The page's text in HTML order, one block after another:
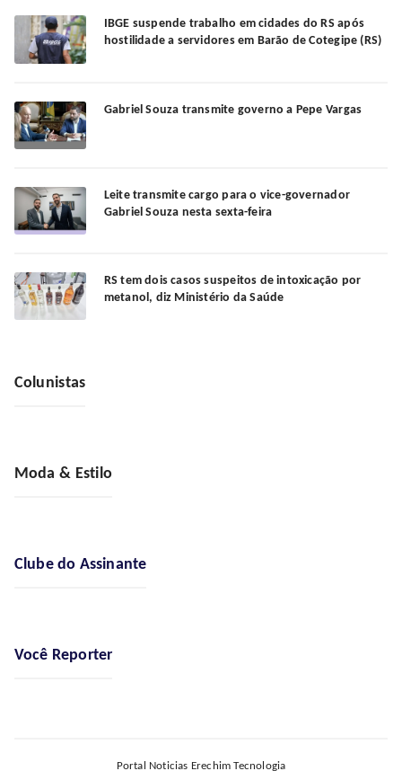
IBGE suspende trabalho em cidades do RS após
hostilidade a servidores em Barão de Cotegipe (RS)
Gabriel Souza transmite governo a Pepe Vargas
Leite transmite cargo para o vice-governador
Gabriel Souza nesta sexta-feira
RS tem dois casos suspeitos de intoxicação por
metanol, diz Ministério da Saúde
Colunistas
Moda & Estilo
Clube do Assinante
Você Reporter
Portal Noticias Erechim Tecnologia